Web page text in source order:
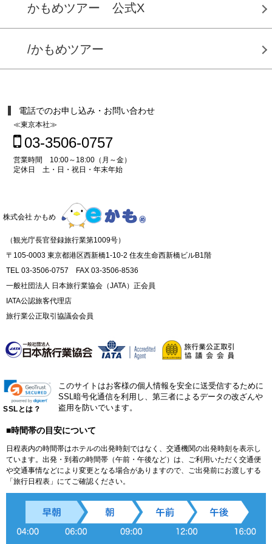
かもめツアー 公式X
/かもめツアー
電話でのお申し込み・お問い合わせ
≪東京本社≫
03-3506-0757
営業時間 10:00～18:00（月～金）
定休日 土・日・祝日・年末年始
株式会社 かもめ
（観光庁長官登録旅行業第1009号）
〒105-0003 東京都港区西新橋1-10-2 住友生命西新橋ビルB1階
TEL 03-3506-0757 FAX 03-3506-8536
一般社団法人 日本旅行業協会（JATA）正会員
IATA公認旅客代理店
旅行業公正取引協議会会員
SSLとは？
このサイトはお客様の個人情報を安全に送受信するために
SSL暗号化通信を利用し、第三者によるデータの改ざんや
盗用を防いでいます。
■時間帯の目安について
日程表内の時間帯はホテルの出発時刻ではなく、交通機関の出発時刻を表示し
ています。出発・到着の時間帯（午前・午後など）は、ご利用いただく交通便
や交通事情などにより変更となる場合がありますので、ご出発前にお渡しする
「旅行日程表」にてご確認ください。